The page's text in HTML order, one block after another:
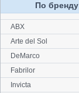
По бренду
ABX
Arte del Sol
DeMarco
Fabrilor
Invicta